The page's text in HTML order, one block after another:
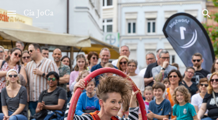
Skip to main content Skip to navigation
Cia JoCa